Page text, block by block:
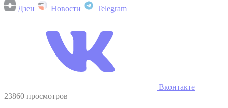
Дзен Новости Telegram
Вконтакте
23860 просмотров